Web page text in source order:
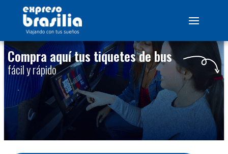
Compra aquí tus tiquetes de bus
fácil y rápido